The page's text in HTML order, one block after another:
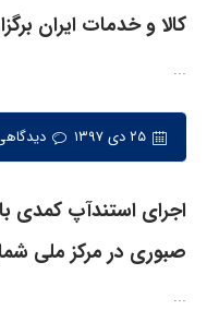
کالا و خدمات ایران
...
۲۵ دی ۱۳۹۷
اجرای استندآپ کمدی
صبوری در مرکز ملی
...